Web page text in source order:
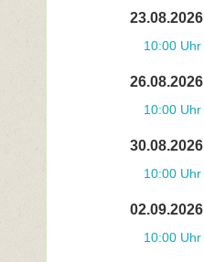
23.08.2026
10:00 Uhr
26.08.2026
10:00 Uhr
30.08.2026
10:00 Uhr
02.09.2026
10:00 Uhr